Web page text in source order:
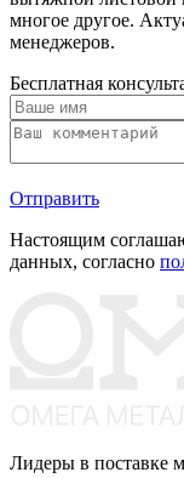
многое другое.
менеджеров.
Бесплатная
Отправить
Настоящим
данных, согласно
Лидеры в поставке